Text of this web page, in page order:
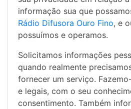
informação sua que
Rádio Difusora Ouro Fino, e
possuímos e operamos.
Solicitamos informações
quando realmente
fornecer um serviço.
e legais, com o seu
consentimento. Também